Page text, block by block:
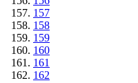
157
158
159
160
161
162